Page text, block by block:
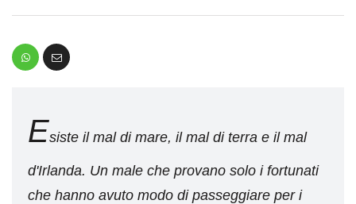
Esiste il mal di mare, il mal di terra e il mal
d'Irlanda. Un male che provano solo i fortunati
che hanno avuto modo di passeggiare per i